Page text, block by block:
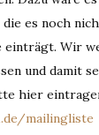
es noch
einträgt. Wir
und damit
hier
mailingliste